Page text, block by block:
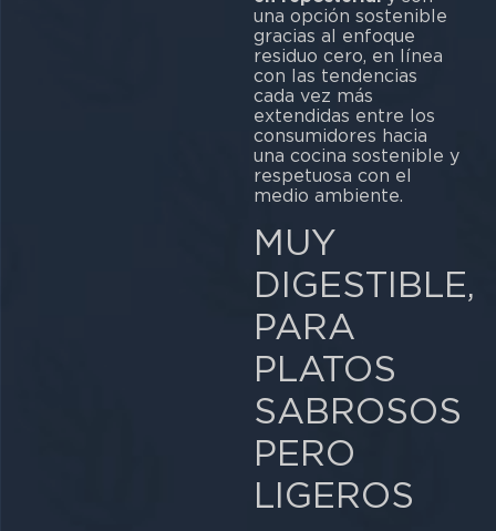
una opción sostenible
gracias al enfoque
residuo cero, en línea
con las tendencias
cada vez más
extendidas entre los
consumidores hacia
una cocina sostenible y
respetuosa con el
medio ambiente.
MUY
DIGESTIBLE,
PARA
PLATOS
SABROSOS
PERO
LIGEROS